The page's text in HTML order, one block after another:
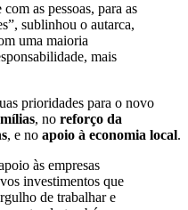
as pessoas, para as
sublinhou o autarca,
uma maioria
mais
prioridades para o novo
, no reforço da
, e no apoio à economia local.
às empresas
investimentos que
de trabalhar e